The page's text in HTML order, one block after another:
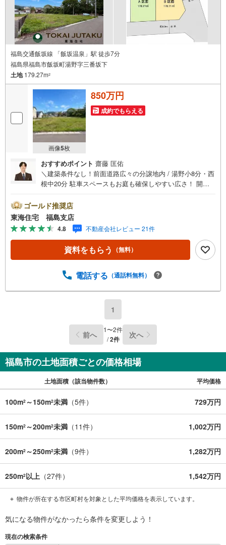
福島交通飯坂線 「飯坂温泉」駅 徒歩7分
福島県福島市飯坂町湯野字三番坂下
土地179.27m2
画像5枚
850万円
成約でもらえる
おすすめポイント 齋藤 匡佑
＼建築条件なし！前面道路広々の分譲地内 / 湯野小8分・西
根中20分 駐車スペースもお庭も確保しやすい広さ！ 開放
良好！ 福島で30年の地域密着不動産会社です！福島県出身
スタッフが中心で、地元を熟知した暮らし目線のご提案が
強み。Google口コミでも 4.7の高評価をいただいていま
す！実際のお客様の声も、ぜひ参考になさってください。
＼住宅ローンのご相談は無料です！/「通るかな…？」と不
安な段階でも大丈夫です。自己資金が少ない方のご相談実
シミュレーションも無料で、将来のことを一緒にゆっくり
ズスペースをご用意しております。おむつ替えやミルクの
で、安心してご来店くださいね。ご相談だけでも大歓迎で
す！迷っている今だからこそ、ぜひ一度お話ししてみませ
ゴールド推奨店
東海住宅 福島支店
4.8 不動産会社レビュー 21件
資料をもらう （無料）
電話する （通話料無料）
1
前へ 1〜2件
/2件 次へ
福島市の土地面積ごとの価格相場
土地面積（該当物件数） 平均価格
100m2 ～150m2未満 （5件） 729万円
150m2 ～200m2未満 （11件） 1,002万円
200m2 ～250m2未満 （9件） 1,282万円
250m2以上 （27件） 1,542万円
物件が所在する市区町村を対象とした平均価格を表示しています。
気になる物件がなかったら条件を変更しよう！
現在の検索条件